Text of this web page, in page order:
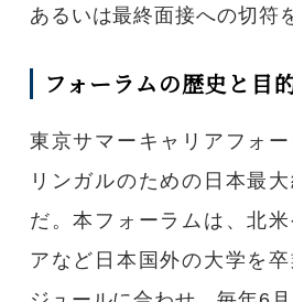
あるいは最終面接への切符
フォーラムの歴史と目
東京サマーキャリアフォ
リンガルのための日本最
だ。本フォーラムは、北
アなど日本国外の大学を